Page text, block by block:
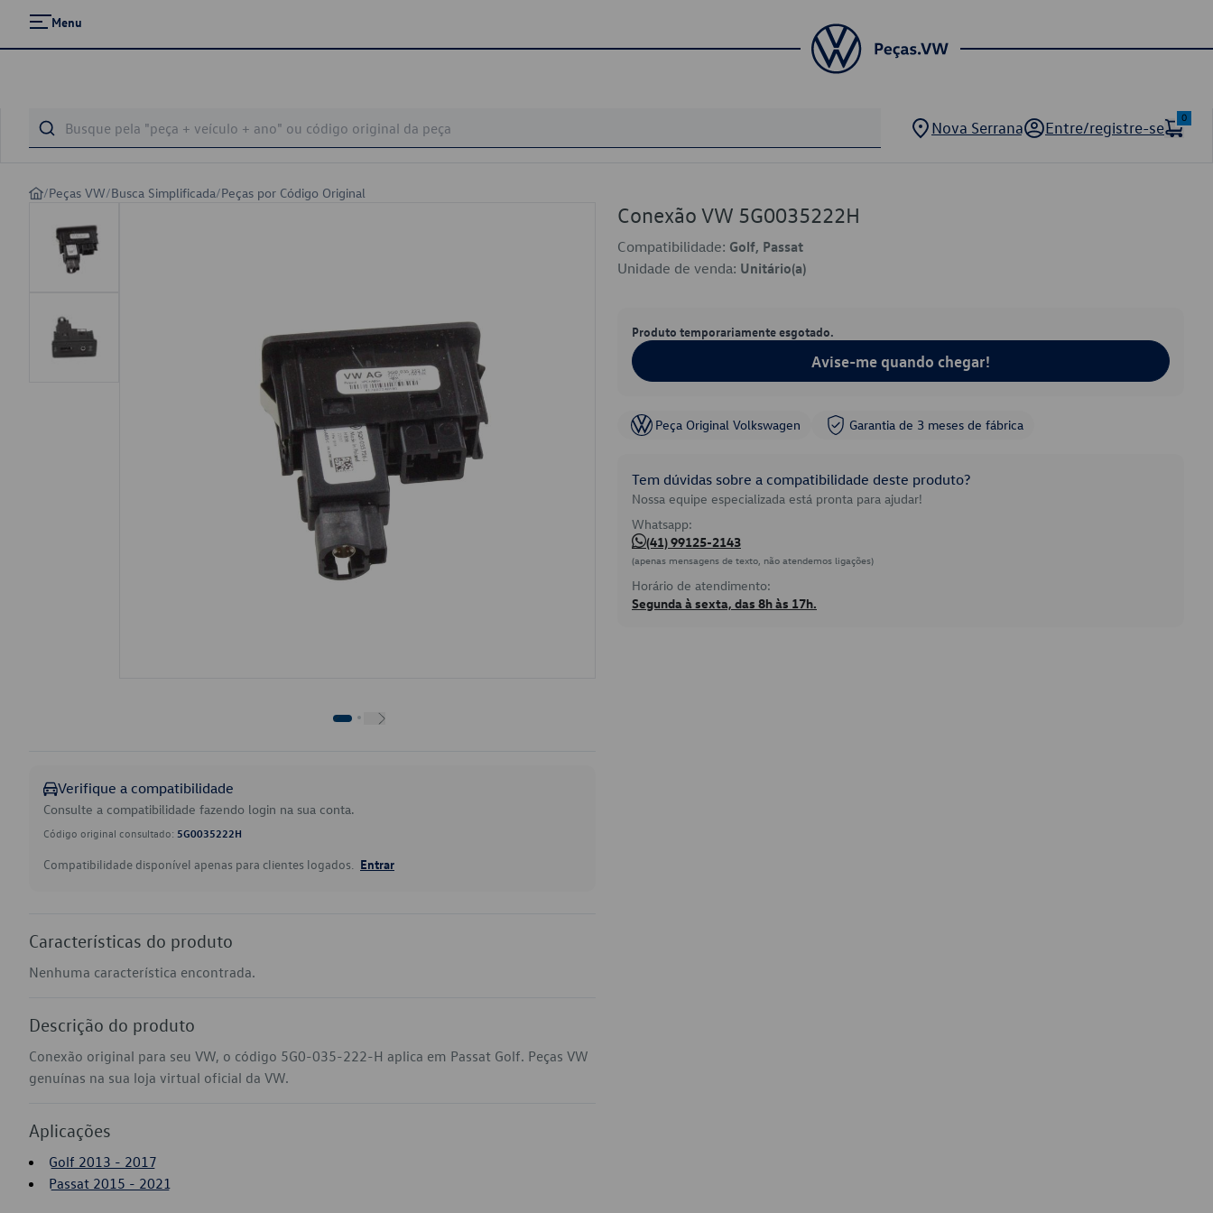
Menu
Nova Serrana Entre/registre-se
0
/Peças VW/Busca Simplificada/Peças por Código Original
Verifique a compatibilidade
Consulte a compatibilidade fazendo login na sua conta.
Código original consultado: 5G0035222H
Compatibilidade disponível apenas para clientes logados. Entrar
Características do produto
Nenhuma característica encontrada.
Descrição do produto
Conexão original para seu VW, o código 5G0-035-222-H aplica em Passat Golf. Peças VW
genuínas na sua loja virtual oficial da VW.
Aplicações
Golf 2013 - 2017
Passat 2015 - 2021
Conexão VW 5G0035222H
Compatibilidade: Golf, Passat
Unidade de venda: Unitário(a)
Produto temporariamente esgotado.
Avise-me quando chegar!
Peça Original Volkswagen Garantia de 3 meses de fábrica
Tem dúvidas sobre a compatibilidade deste produto?
Nossa equipe especializada está pronta para ajudar!
Whatsapp:
(41) 99125-2143
(apenas mensagens de texto, não atendemos ligações)
Horário de atendimento:
Segunda à sexta, das 8h às 17h.